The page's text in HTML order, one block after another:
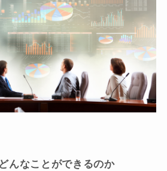
んなことができるのか